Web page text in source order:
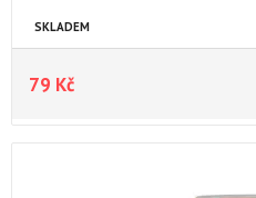
SKLADEM
79 Kč